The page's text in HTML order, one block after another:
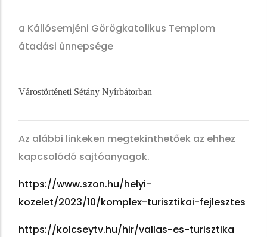
a Kállósemjéni Görögkatolikus Templom
átadási ünnepsége
Várostörténeti Sétány Nyírbátorban
Az alábbi linkeken megtekinthetőek az ehhez
kapcsolódó sajtóanyagok.
https://www.szon.hu/helyi-
kozelet/2023/10/komplex-turisztikai-fejlesztes
https://kolcseytv.hu/hir/vallas-es-turisztika